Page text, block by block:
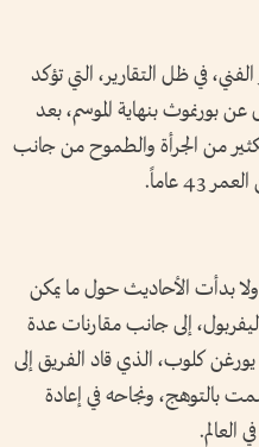
في ظل التقارير، التي تؤكد
بورنموث بنهاية الموسم، بعد
من الجرأة والطموح من جانب
عاماً.
بدأت الأحاديث حول ما يمكن
إلى جانب مقارنات عدة
يورغن كلوب، الذي قاد الفريق إلى
بالتوهج، ونجاحه في إعادة
العالم.